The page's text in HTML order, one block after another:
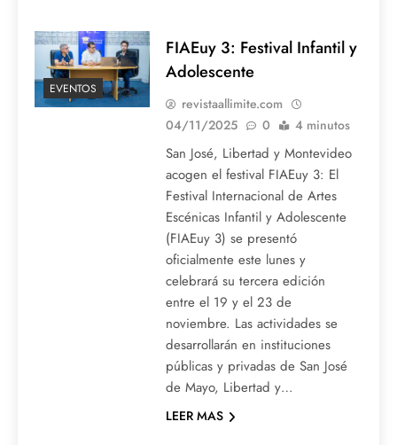
EVENTOS
FIAEuy 3: Festival Infantil y
Adolescente
revistaallimite.com
04/11/2025
0 4 minutos
San José, Libertad y Montevideo
acogen el festival FIAEuy 3: El
Festival Internacional de Artes
Escénicas Infantil y Adolescente
(FIAEuy 3) se presentó
oficialmente este lunes y
celebrará su tercera edición
entre el 19 y el 23 de
noviembre. Las actividades se
desarrollarán en instituciones
públicas y privadas de San José
de Mayo, Libertad y…
LEER MAS